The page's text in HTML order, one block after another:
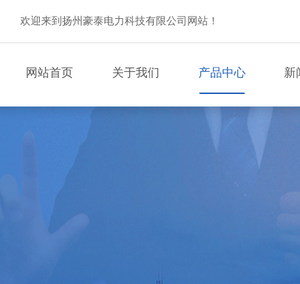
欢迎来到扬州豪泰电力科技有限公司网站！
网站首页 关于我们 产品中心 新